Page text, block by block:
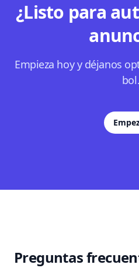
¿Listo para
Empieza hoy y déjanos
bol.
Preguntas